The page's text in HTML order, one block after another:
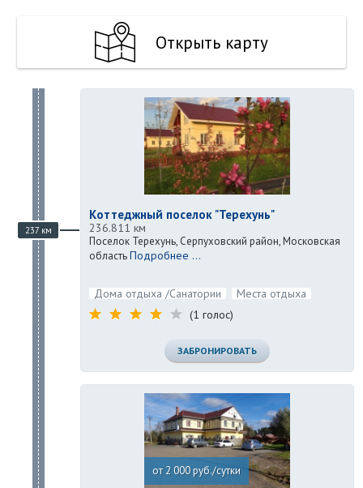
Открыть карту
237 км
Коттеджный поселок "Терехунь"
236.811 км
Поселок Терехунь, Серпуховский район, Московская
областьПодробнее ...
Дома отдыха /Санатории
Места отдыха
(1 голос)
ЗАБРОНИРОВАТЬ
от 2 000 руб./сутки